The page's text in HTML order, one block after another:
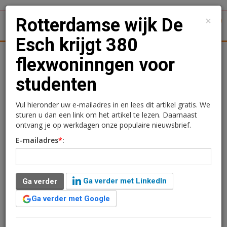
Woningmarkt
Rotterdamse wijk De Esch
krijgt 380 flexwoninngen
voor studenten
In De Esch worden binnenkort 380 nieuwe woningen
gebouwd, speciaal voor studenten. Woningcorporatie
Woonstad Rotterdam werkt hierbij samen met de
×
Rotterdamse wijk De
Esch krijgt 380
flexwoninngen voor
studenten
Vul hieronder uw e-mailadres in en lees dit artikel gratis. We
sturen u dan een link om het artikel te lezen. Daarnaast
ontvang je op werkdagen onze populaire nieuwsbrief.
E-mailadres*:
Ga verder
Ga verder met LinkedIn
Ga verder met Google